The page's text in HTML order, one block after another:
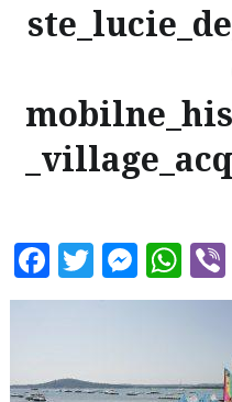
Facebook
Twitter